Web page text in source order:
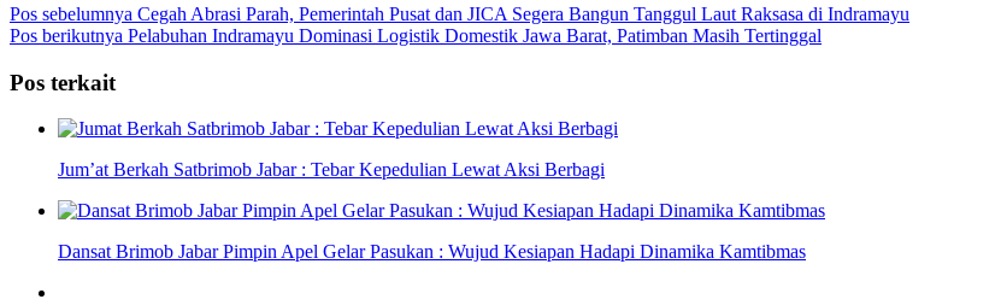
Pos sebelumnya Cegah Abrasi Parah, Pemerintah Pusat dan JICA Segera Bangun Tanggul Laut Raksasa di Indramayu
Pos berikutnya Pelabuhan Indramayu Dominasi Logistik Domestik Jawa Barat, Patimban Masih Tertinggal
Pos terkait
Jum’at Berkah Satbrimob Jabar : Tebar Kepedulian Lewat Aksi Berbagi
Dansat Brimob Jabar Pimpin Apel Gelar Pasukan : Wujud Kesiapan Hadapi Dinamika Kamtibmas